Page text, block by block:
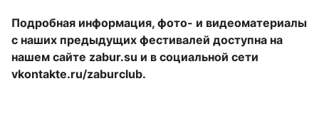
Подробная информация, фото- и видеоматериалы
с наших предыдущих фестивалей доступна на
нашем сайте zabur.su и в социальной сети
vkontakte.ru/zaburclub.